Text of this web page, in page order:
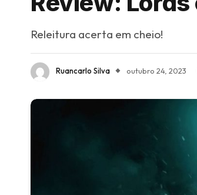
Releitura acerta em cheio!
Ruancarlo Silva outubro 24, 2023